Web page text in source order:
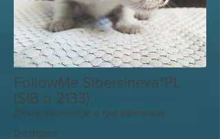
FollowMe Sibersineva*PL
(SIB n 2133)
Dodaj informacje o tym elemencie
Dostępna